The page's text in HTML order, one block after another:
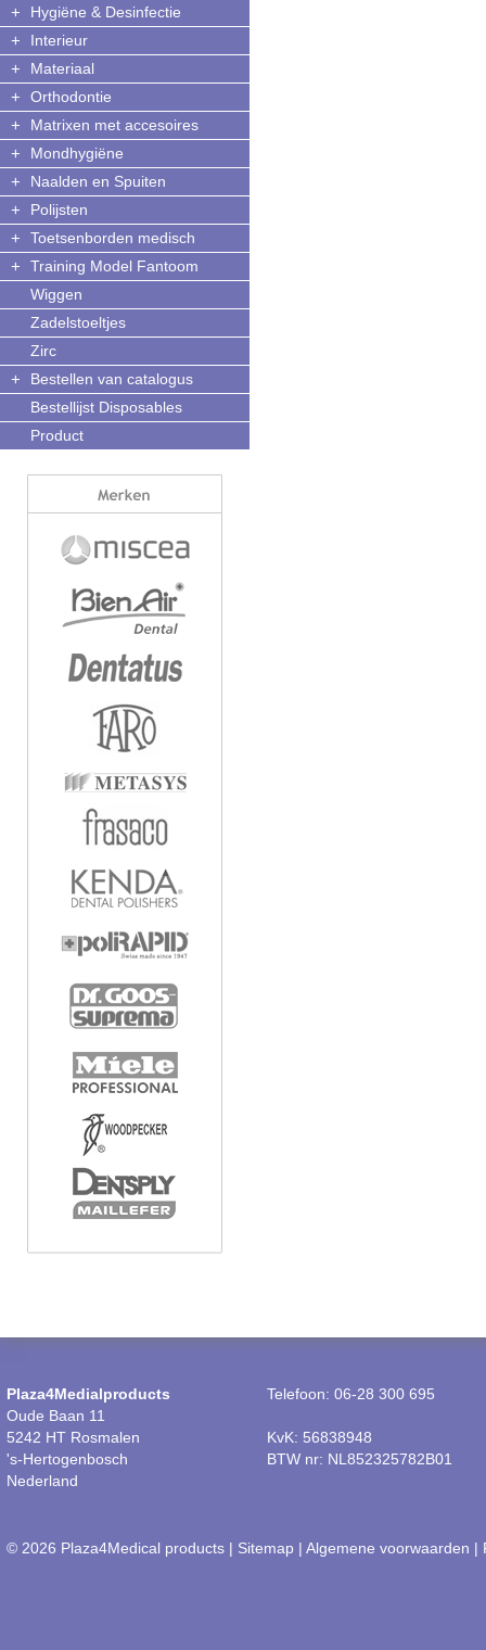
+ Hygiëne & Desinfectie
+ Interieur
+ Materiaal
+ Orthodontie
+ Matrixen met accesoires
+ Mondhygiëne
+ Naalden en Spuiten
+ Polijsten
+ Toetsenborden medisch
+
Training Model Fantoom
Wiggen
Zadelstoeltjes
Zirc
+
Bestellen van catalogus
Bestellijst Disposables
Product
Plaza4Medialproducts
Oude Baan 11
5242 HT Rosmalen
's-Hertogenbosch
Nederland
Telefoon: 06-28 300 695
KvK: 56838948
BTW nr: NL852325782B01
© 2026 Plaza4Medical products | Sitemap | Algemene voorwaarden |